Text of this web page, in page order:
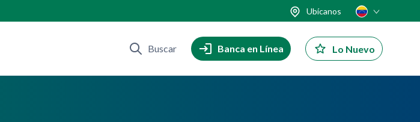
Ubícanos
Buscar Banca en Línea Lo Nuevo